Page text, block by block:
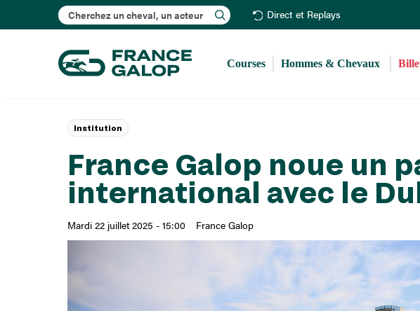
Rechercher Direct et Replays
Courses Hommes & Chevaux
France Galop noue un
international avec le
Mardi 22 juillet 2025 - 15:00 France Galop
Institution